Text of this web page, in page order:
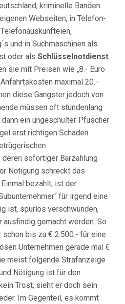
kriminelle Banden
Webseiten, in Telefon-
und in Suchmaschinen als
oder als Schlüsselnotdienst
sie mit Preisen wie „8.- Euro
maximal 20.-
diese Gangster jedoch von
müssen oft stundenlang
ein ungeschulter Pfuscher
erst richtigen Schaden
deren sofortiger Barzahlung
Nötigung schreckt das
bezahlt, ist der
für irgend eine
ist, spurlos verschwunden,
ausfindig gemacht werden. So
schon bis zu € 2.500.- für eine
Unternehmen gerade mal €
meist folgende Strafanzeige
Nötigung ist für den
Trost, sieht er doch sein
Im Gegenteil, es kommt